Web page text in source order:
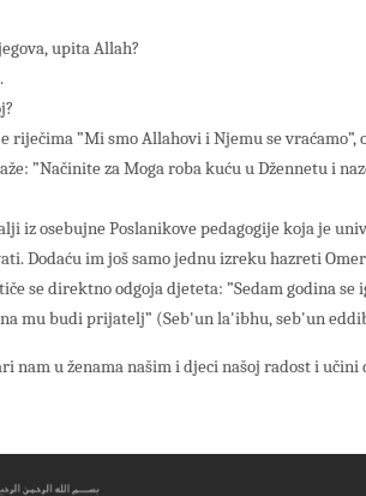
upita Allah?
riječima ”Mi smo Allahovi i Njemu se vraćamo”,
”Načinite za Moga roba kuću u Džennetu i
iz osebujne Poslanikove pedagogije koja je
Dodaću im još samo jednu izreku hazreti
se direktno odgoja djeteta: ”Sedam godina se
mu budi prijatelj” (Seb'un la'ibhu, seb'un
nam u ženama našim i djeci našoj radost i učini